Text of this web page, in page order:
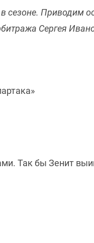
сезоне. Приводим
Сергея
Так бы Зенит